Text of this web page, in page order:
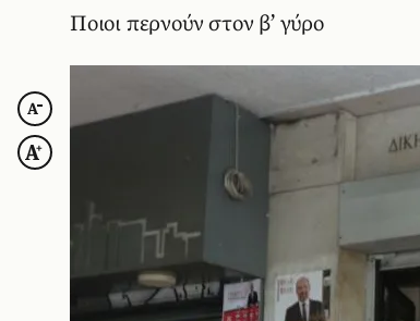
Ποιοι περνούν στον β’ γύρο